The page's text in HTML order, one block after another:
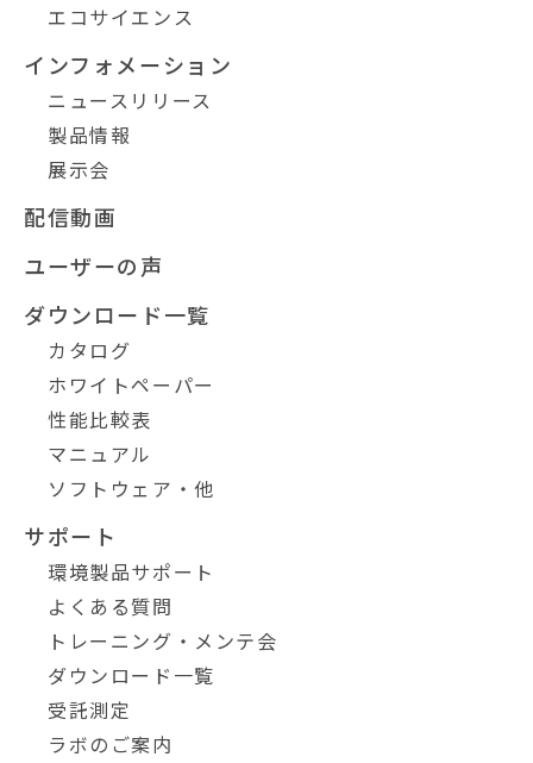
エコサイエンス
インフォメーション
ニュースリリース
製品情報
展示会
配信動画
ユーザーの声
ダウンロード一覧
カタログ
ホワイトペーパー
性能比較表
マニュアル
ソフトウェア・他
サポート
環境製品サポート
よくある質問
トレーニング・メンテ会
ダウンロード一覧
受託測定
ラボのご案内